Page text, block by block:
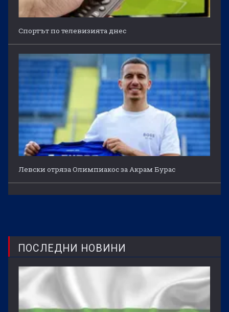
Спортът по телевизията днес
Левски отряза Олимпиакос за Акрам Бурас
ПОСЛЕДНИ НОВИНИ